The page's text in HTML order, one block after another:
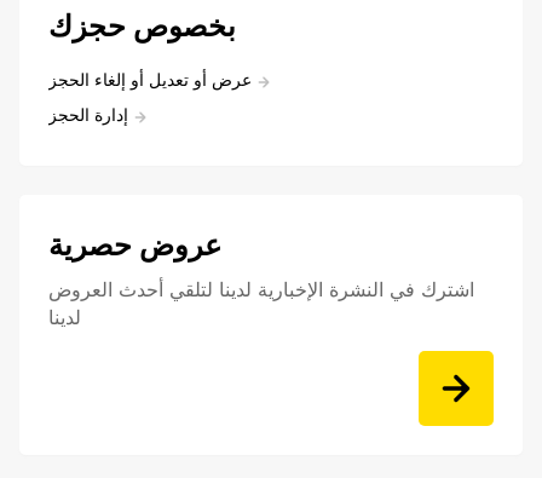
بخصوص حجزك
عرض أو تعديل أو إلغاء الحجز
إدارة الحجز
عروض حصرية
اشترك في النشرة الإخبارية لدينا لتلقي أحدث العروض
لدينا